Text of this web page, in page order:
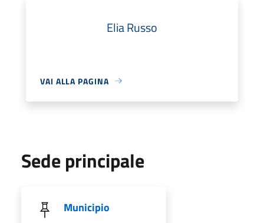
Elia Russo
VAI ALLA PAGINA
Sede principale
Municipio